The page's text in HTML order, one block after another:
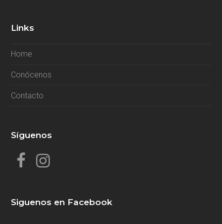
Links
Home
Conócenos
Contacto
Síguenos
c
s
Siguenos en Facebook